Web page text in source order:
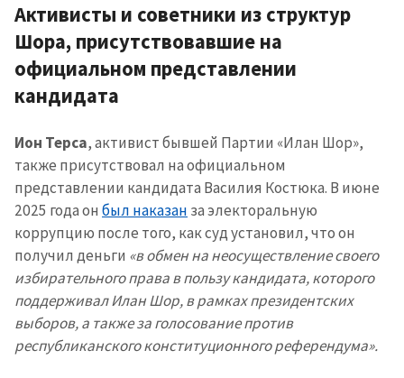
Активисты и советники из структур
Шора, присутствовавшие на
официальном представлении
кандидата
Ион Терса, активист бывшей Партии «Илан Шор»,
также присутствовал на официальном
представлении кандидата Василия Костюка. В июне
2025 года он был наказан за электоральную
коррупцию после того, как суд установил, что он
получил деньги «в обмен на неосуществление своего
избирательного права в пользу кандидата, которого
поддерживал Илан Шор, в рамках президентских
выборов, а также за голосование против
республиканского конституционного референдума».